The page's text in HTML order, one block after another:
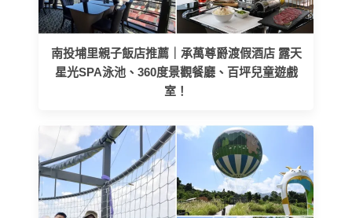
南投埔里親子飯店推薦｜承萬尊爵渡假酒店 露天
星光SPA泳池、360度景觀餐廳、百坪兒童遊戲
室！